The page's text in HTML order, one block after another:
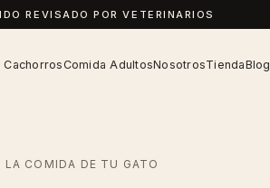
REVISADO POR VETERINARIOS
CachorrosComida AdultosNosotrosTiendaBlog
LA COMIDA DE TU GATO